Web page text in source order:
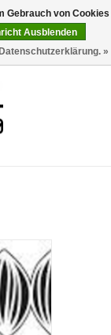
0 Artikel - €0,00
Gebrauch von Cookies
Ausblenden
»